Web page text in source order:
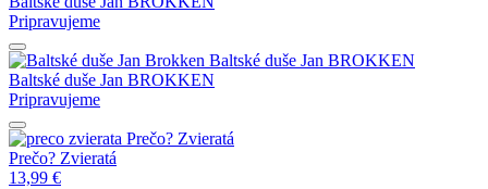
Pripravujeme
Baltské duše Jan BROKKEN
Baltské duše Jan BROKKEN
Pripravujeme
Prečo? Zvieratá
Prečo? Zvieratá
13,99 €